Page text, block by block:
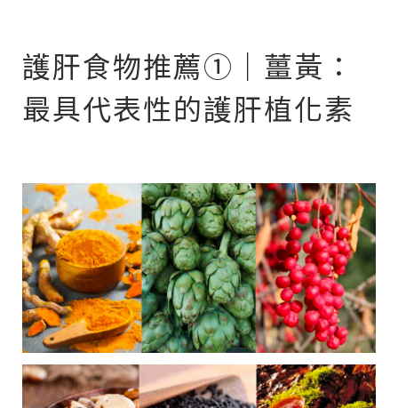
護肝食物推薦①｜薑黃：
最具代表性的護肝植化素